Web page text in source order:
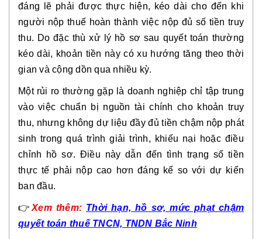
đáng lẽ phải được thực hiện, kéo dài cho đến khi
người nộp thuế hoàn thành việc nộp đủ số tiền truy
thu. Do đặc thù xử lý hồ sơ sau quyết toán thường
kéo dài, khoản tiền này có xu hướng tăng theo thời
gian và cộng dồn qua nhiều kỳ.
Một rủi ro thường gặp là doanh nghiệp chỉ tập trung
vào việc chuẩn bị nguồn tài chính cho khoản truy
thu, nhưng không dự liệu đầy đủ tiền chậm nộp phát
sinh trong quá trình giải trình, khiếu nại hoặc điều
chỉnh hồ sơ. Điều này dẫn đến tình trạng số tiền
thực tế phải nộp cao hơn đáng kể so với dự kiến
ban đầu.
👉 Xemthêm: Thời hạn, hồ sơ, mức phạt chậm
quyết toán thuế TNCN, TNDN Bắc Ninh